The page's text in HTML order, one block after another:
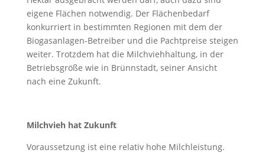
eigene Flächen notwendig. Der Flächenbedarf
konkurriert in bestimmten Regionen mit dem der
Biogasanlagen-Betreiber und die Pachtpreise steigen
weiter. Trotzdem hat die Milchviehhaltung, in der
Betriebsgröße wie in Brünnstadt, seiner Ansicht
nach eine Zukunft.
Milchvieh hat Zukunft
Voraussetzung ist eine relativ hohe Milchleistung.